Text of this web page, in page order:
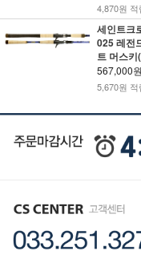
4,870원 적
세인트크
025 레전
트 머스
567,000원
5,670원 적